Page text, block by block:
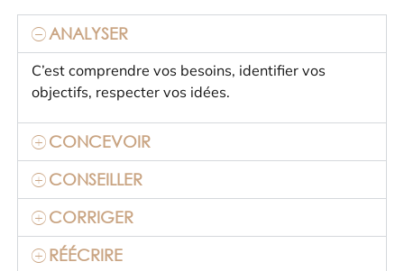
ANALYSER
C’est comprendre vos besoins, identifier vos
objectifs, respecter vos idées.
CONCEVOIR
CONSEILLER
CORRIGER
RÉÉCRIRE